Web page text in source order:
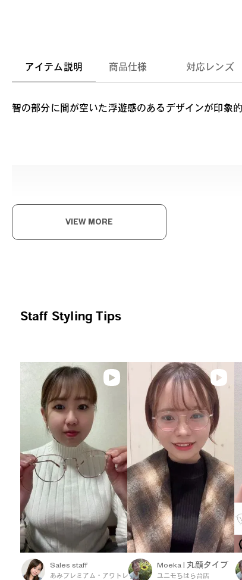
アイテム説明 商品仕様 対応レンズ
智の部分に間が空いた浮遊感のあるデザインが印象
VIEW MORE
Staff Styling Tips
Sales staff
あみプレミアム・アウトレット
Moeka | 丸顔タイプ
ユニモちはら台店